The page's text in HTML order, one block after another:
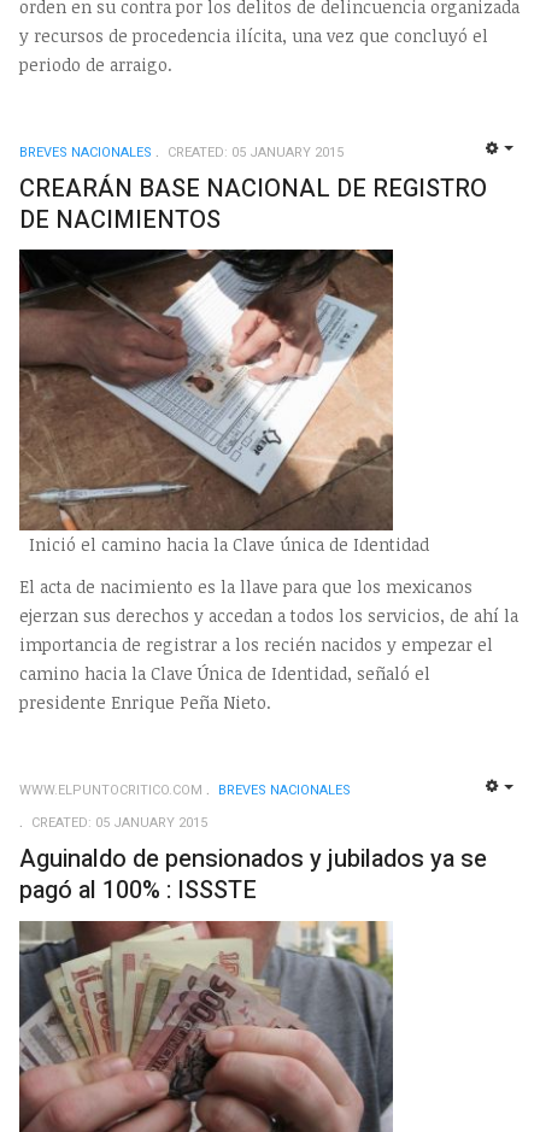
orden en su contra por los delitos de delincuencia organizada
y recursos de procedencia ilícita, una vez que concluyó el
periodo de arraigo.
BREVES NACIONALES CREATED: 05 JANUARY 2015
CREARÁN BASE NACIONAL DE REGISTRO
DE NACIMIENTOS
Inició el camino hacia la Clave única de Identidad
El acta de nacimiento es la llave para que los mexicanos
ejerzan sus derechos y accedan a todos los servicios, de ahí la
importancia de registrar a los recién nacidos y empezar el
camino hacia la Clave Única de Identidad, señaló el
presidente Enrique Peña Nieto.
WWW.ELPUNTOCRITICO.COM
BREVES NACIONALES
CREATED: 05 JANUARY 2015
Aguinaldo de pensionados y jubilados ya se
pagó al 100% : ISSSTE